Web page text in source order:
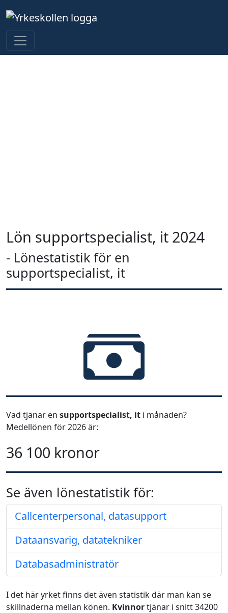
Lön supportspecialist, it 2024
- Lönestatistik för en
supportspecialist, it
Vad tjänar en supportspecialist, it i månaden?
Medellönen för 2026 är:
36 100 kronor
Se även lönestatistik för:
Callcenterpersonal, datasupport
Dataansvarig, datatekniker
Databasadministratör
I det här yrket finns det även statistik där man kan se
skillnaderna mellan könen. Kvinnortjänar i snitt 34200